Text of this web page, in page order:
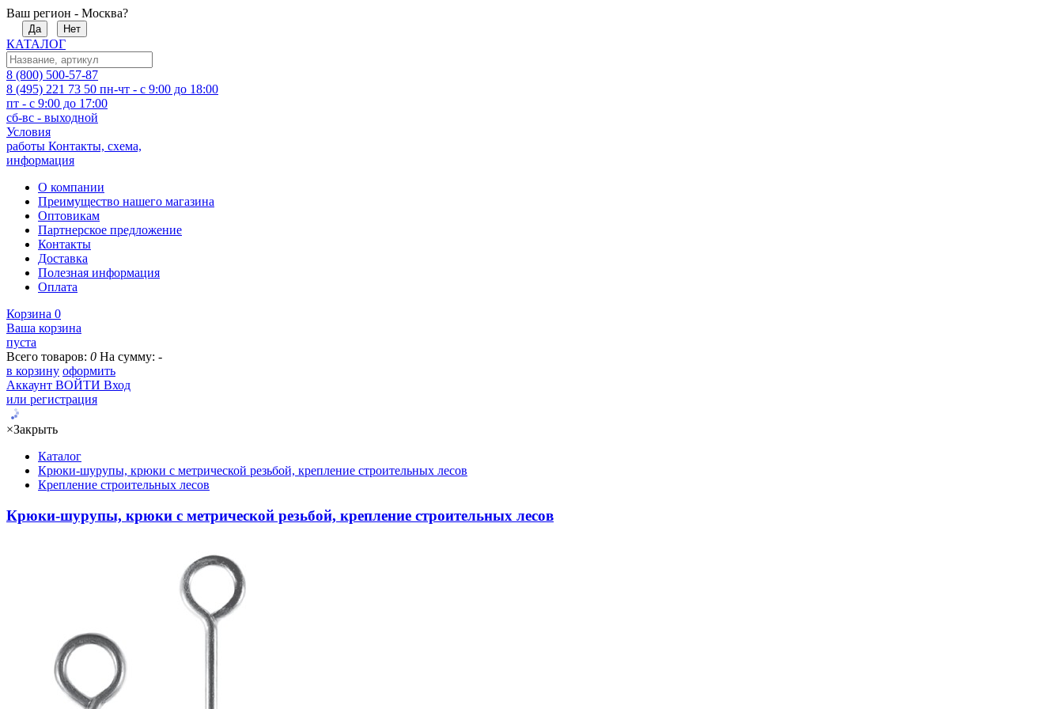
Ваш регион - Москва?
Да Нет
КАТАЛОГ
8 (800) 500-57-87
8 (495) 221 73 50 пн-чт - с 9:00 до 18:00
пт - с 9:00 до 17:00
сб-вс - выходной
Условия
работы Контакты, схема,
информация
О компании
Преимущество нашего магазина
Оптовикам
Партнерское предложение
Контакты
Доставка
Полезная информация
Оплата
Корзина 0
Ваша корзина
пуста
Всего товаров: 0 На сумму: -
в корзину оформить
Аккаунт ВОЙТИ Вход
или регистрация
×Закрыть
Каталог
Крюки-шурупы, крюки с метрической резьбой, крепление строительных лесов
Крепление строительных лесов
Крюки-шурупы, крюки с метрической резьбой, крепление строительных лесов